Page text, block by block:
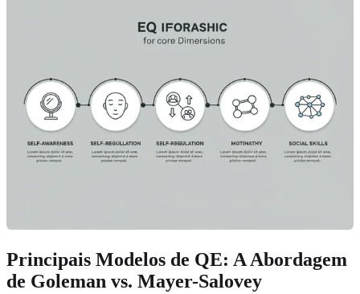
Principais Modelos de QE: A Abordagem
de Goleman vs. Mayer-Salovey